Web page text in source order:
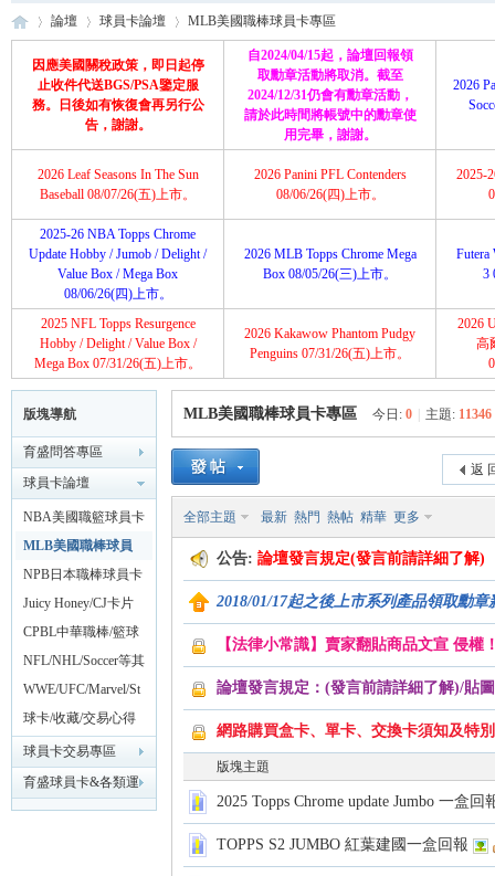
員
»
論壇
›
球員卡論壇
›
MLB美國職棒球員卡專區
因應美國關稅政策，即日起停
止收件代送BGS/PSA鑒定服
務。日後如有恢復會再另行公
告，謝謝。
自2024/04/15起，論壇回報領
取勳章活動將取消。截至
2024/12/31仍會有勳章活動，
請於此時間將帳號中的勳章使
用完畢，謝謝。
2026
2026 Leaf Seasons In The Sun
Baseball 08/07/26(五)上市。
2026 Panini PFL Contenders
08/06/26(四)上市。
2025-
2025-26 NBA Topps Chrome
Update Hobby / Jumob / Delight /
Value Box / Mega Box
08/06/26(四)上市。
2026 MLB Topps Chrome Mega
Box 08/05/26(三)上市。
Futera
3
2025 NFL Topps Resurgence
Hobby / Delight / Value Box /
Mega Box 07/31/26(五)上市。
2026 Kakawow Phantom Pudgy
Penguins 07/31/26(五)上市。
2026
高
版塊導航
育盛問答專區
球員卡論壇
NBA美國職籃球員卡
專區
MLB美國職棒球員
卡專區
NPB日本職棒球員卡
專區
Juicy Honey/CJ卡片
18禁AV專區
CPBL中華職棒/籃球
球卡專區
NFL/NHL/Soccer等其
他各類運動球員卡專
區
WWE/UFC/Marvel/St
arWars動漫影視卡專
區
球卡/收藏/交易心得
分享區
球員卡交易專區
育盛球員卡&各類運
動討論區
MLB美國職棒球員卡專區 今日: 0 主題: 11346
返
全部主題 最新 熱門 熱帖 精華 更多
公告: 論壇發言規定(發言前請詳細了解)
2018/01/17起之後上市系列產品領取勳
【法律小常識】賣家翻貼商品文宣 侵權
論壇發言規定：(發言前請詳細了解)/貼
網路購買盒卡、單卡、交換卡須知及特
版塊主題
2025 Topps Chrome update Jumbo 一盒回
TOPPS S2 JUMBO 紅葉建國一盒回報